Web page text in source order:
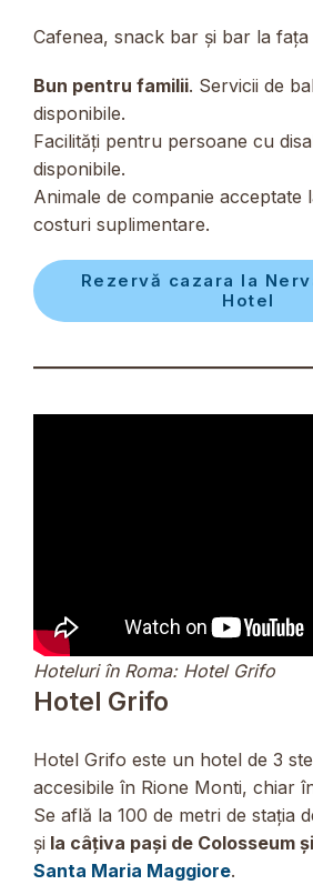
Cafenea, snack bar și bar la
Bun pentru familii. Servicii de
disponibile.
Facilități pentru persoane cu
disponibile.
Animale de companie acceptate
costuri suplimentare.
Rezervă cazara la
Hotel
Hoteluri în Roma: Hotel Grifo
Hotel Grifo
Hotel Grifo este un hotel de 3
accesibile în Rione Monti, chiar
Se află la 100 de metri de stația
și la câțiva pași de Colosseum
Santa Maria Maggiore.